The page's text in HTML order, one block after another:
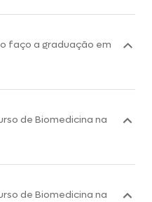
faço a graduação em
de Biomedicina na
de Biomedicina na